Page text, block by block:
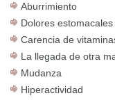
Aburrimiento
Dolores estomacales
Carencia de
La llegada de otra
Mudanza
Hiperactividad